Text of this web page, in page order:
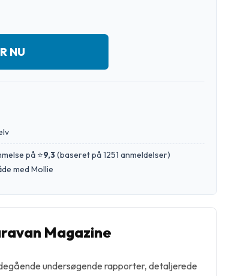
NU
på ⭐9,3(baseret på 1251 anmeldelser)
med Mollie
Magazine
undersøgende rapporter, detaljerede